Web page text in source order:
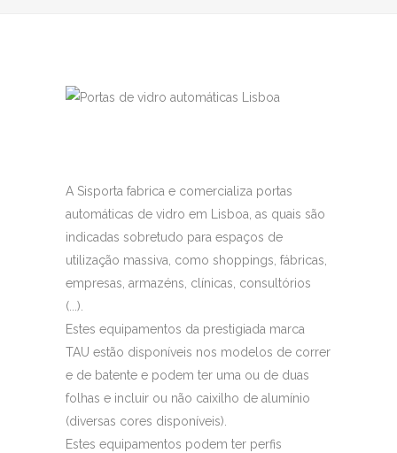
A Sisporta fabrica e comercializa portas
automáticas de vidro em Lisboa, as quais são
indicadas sobretudo para espaços de
utilização massiva, como shoppings, fábricas,
empresas, armazéns, clínicas, consultórios
(...).
Estes equipamentos da prestigiada marca
TAU estão disponíveis nos modelos de correr
e de batente e podem ter uma ou de duas
folhas e incluir ou não caixilho de alumínio
(diversas cores disponíveis).
Estes equipamentos podem ter perfis